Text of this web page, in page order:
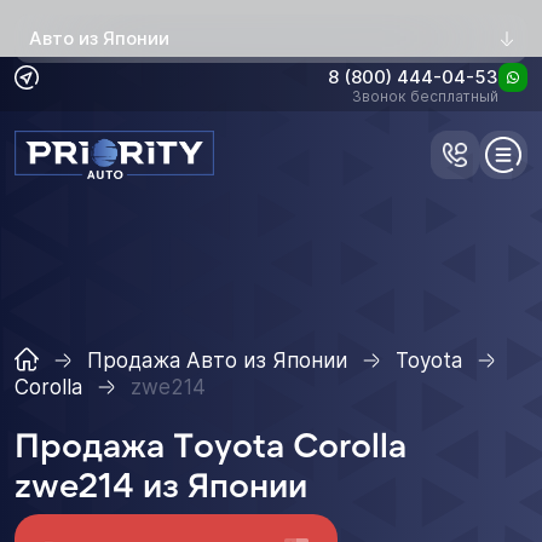
Авто из Японии
8 (800) 444-04-53
Звонок бесплатный
Продажа Авто из Японии
Toyota
Corolla
zwe214
Продажа Toyota Corolla
zwe214 из Японии